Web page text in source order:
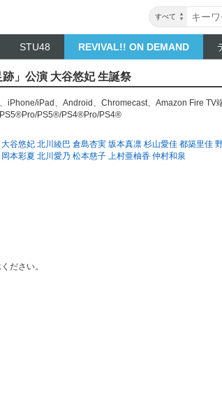
すべて
STU48 REVIVAL!! ON DEMAND
」公演 大谷悠妃 生誕祭
、 iPhone/iPad 、 Android 、 Chromecast、 Amazon Fire TV
PS5®Pro/PS5®/PS4®Pro/PS4®
大谷悠妃 北川綾巴 倉島杏実 坂本真凛 杉山愛佳 都築里佳
岡本彩夏 北川愛乃 松本慈子 上村亜柚香 仲村和泉
ださい。